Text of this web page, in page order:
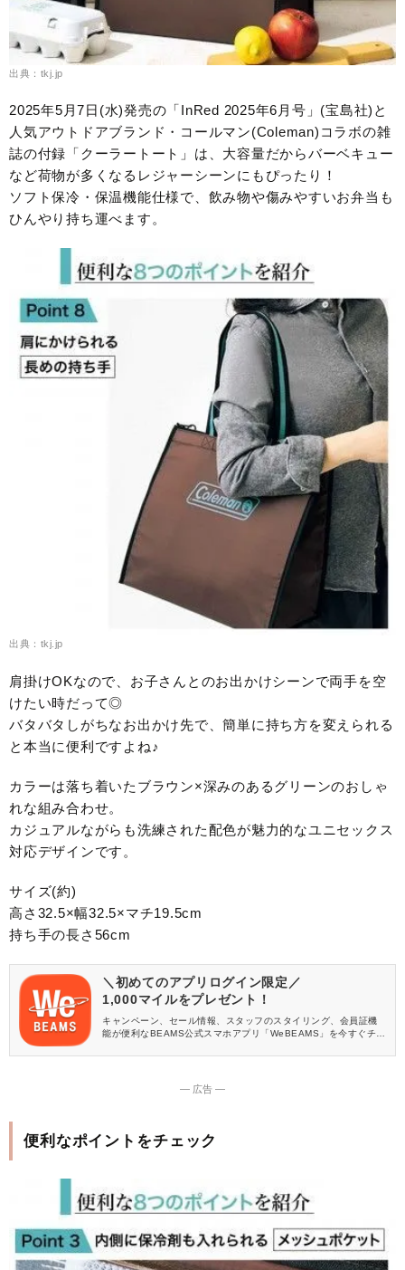
出典：tkj.jp
2025年5月7日(水)発売の「InRed 2025年6月号」(宝島社)と
人気アウトドアブランド・コールマン(Coleman)コラボの雑
誌の付録「クーラートート」は、大容量だからバーベキュー
など荷物が多くなるレジャーシーンにもぴったり！
ソフト保冷・保温機能仕様で、飲み物や傷みやすいお弁当も
ひんやり持ち運べます。
出典：tkj.jp
肩掛けOKなので、お子さんとのお出かけシーンで両手を空
けたい時だって◎
バタバタしがちなお出かけ先で、簡単に持ち方を変えられる
と本当に便利ですよね♪
カラーは落ち着いたブラウン×深みのあるグリーンのおしゃ
れな組み合わせ。
カジュアルながらも洗練された配色が魅力的なユニセックス
対応デザインです。
サイズ(約)
高さ32.5×幅32.5×マチ19.5cm
持ち手の長さ56cm
＼初めてのアプリログイン限定／
1,000マイルをプレゼント！
キャンペーン、セール情報、スタッフのスタイリング、会員証機
能が便利なBEAMS公式スマホアプリ「WeBEAMS」を今すぐチェ
― 広告 ―
便利なポイントをチェック